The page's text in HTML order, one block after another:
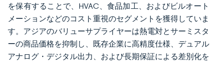
を保有することで、HVAC、食品加工、およびビルオート
メーションなどのコスト重視のセグメントを獲得していま
す。アジアのバリューサプライヤーは熱電対とサーミスタ
ーの商品価格を抑制し、既存企業に高精度仕様、デュアル
アナログ・デジタル出力、および長期保証による差別化を